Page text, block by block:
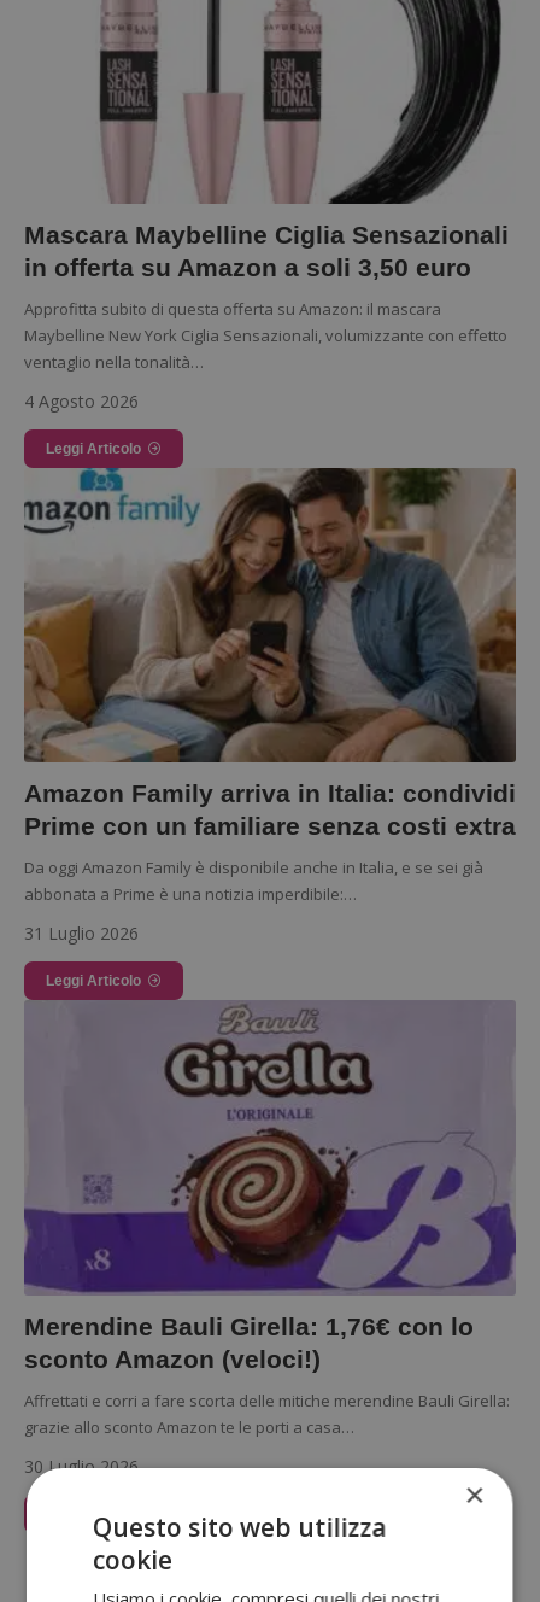
Mascara Maybelline Ciglia Sensazionali
in offerta su Amazon a soli 3,50 euro
Approfitta subito di questa offerta su Amazon: il mascara
Maybelline New York Ciglia Sensazionali, volumizzante con effetto
ventaglio nella tonalità…
4 Agosto 2026
Leggi Articolo
Amazon Family arriva in Italia: condividi
Prime con un familiare senza costi extra
Da oggi Amazon Family è disponibile anche in Italia, e se sei già
abbonata a Prime è una notizia imperdibile:…
31 Luglio 2026
Leggi Articolo
Merendine Bauli Girella: 1,76€ con lo
sconto Amazon (veloci!)
Affrettati e corri a fare scorta delle mitiche merendine Bauli Girella:
grazie allo sconto Amazon te le porti a casa…
30 Luglio 2026
Leggi Articolo
×
Questo sito web utilizza
cookie